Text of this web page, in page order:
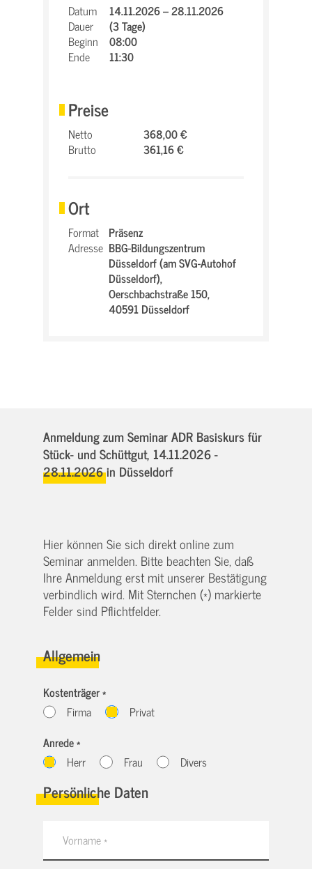
Datum
14.11.2026 – 28.11.2026
Dauer
(3 Tage)
Beginn
08:00
Ende
11:30
Preise
Netto
368,00 €
Brutto
361,16 €
Ort
Format Präsenz
Adresse BBG-Bildungszentrum
Düsseldorf (am SVG-Autohof
Düsseldorf),
Oerschbachstraße 150,
40591 Düsseldorf
Anmeldung zum Seminar ADR Basiskurs für
Stück- und Schüttgut, 14.11.2026 -
28.11.2026in Düsseldorf
Hier können Sie sich direkt online zum
Seminar anmelden. Bitte beachten Sie, daß
Ihre Anmeldung erst mit unserer Bestätigung
verbindlich wird. Mit Sternchen (*) markierte
Felder sind Pflichtfelder.
Allgemein
Kostenträger *
Firma
Privat
Anrede *
Herr
Frau Divers
Persönliche Daten